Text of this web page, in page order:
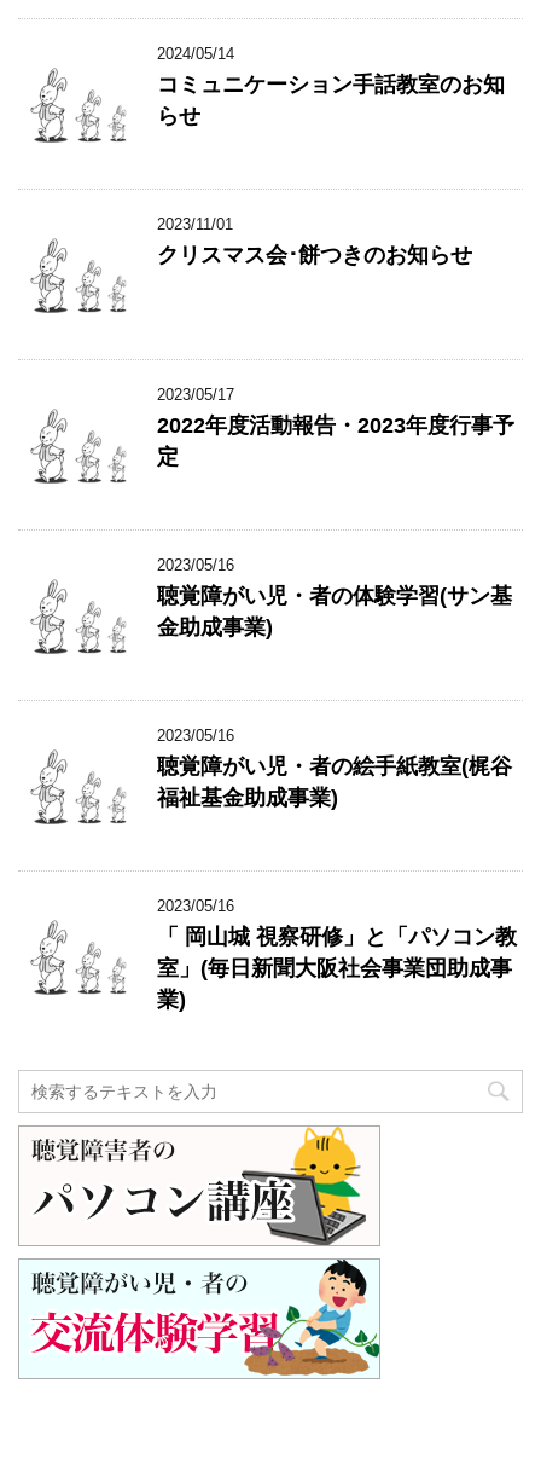
2024/05/14
コミュニケーション手話教室のお知
らせ
2023/11/01
クリスマス会･餅つきのお知らせ
2023/05/17
2022年度活動報告・2023年度行事予
定
2023/05/16
聴覚障がい児・者の体験学習(サン基
金助成事業)
2023/05/16
聴覚障がい児・者の絵手紙教室(梶谷
福祉基金助成事業)
2023/05/16
「 岡山城 視察研修」と「パソコン教
室」(毎日新聞大阪社会事業団助成事
業)